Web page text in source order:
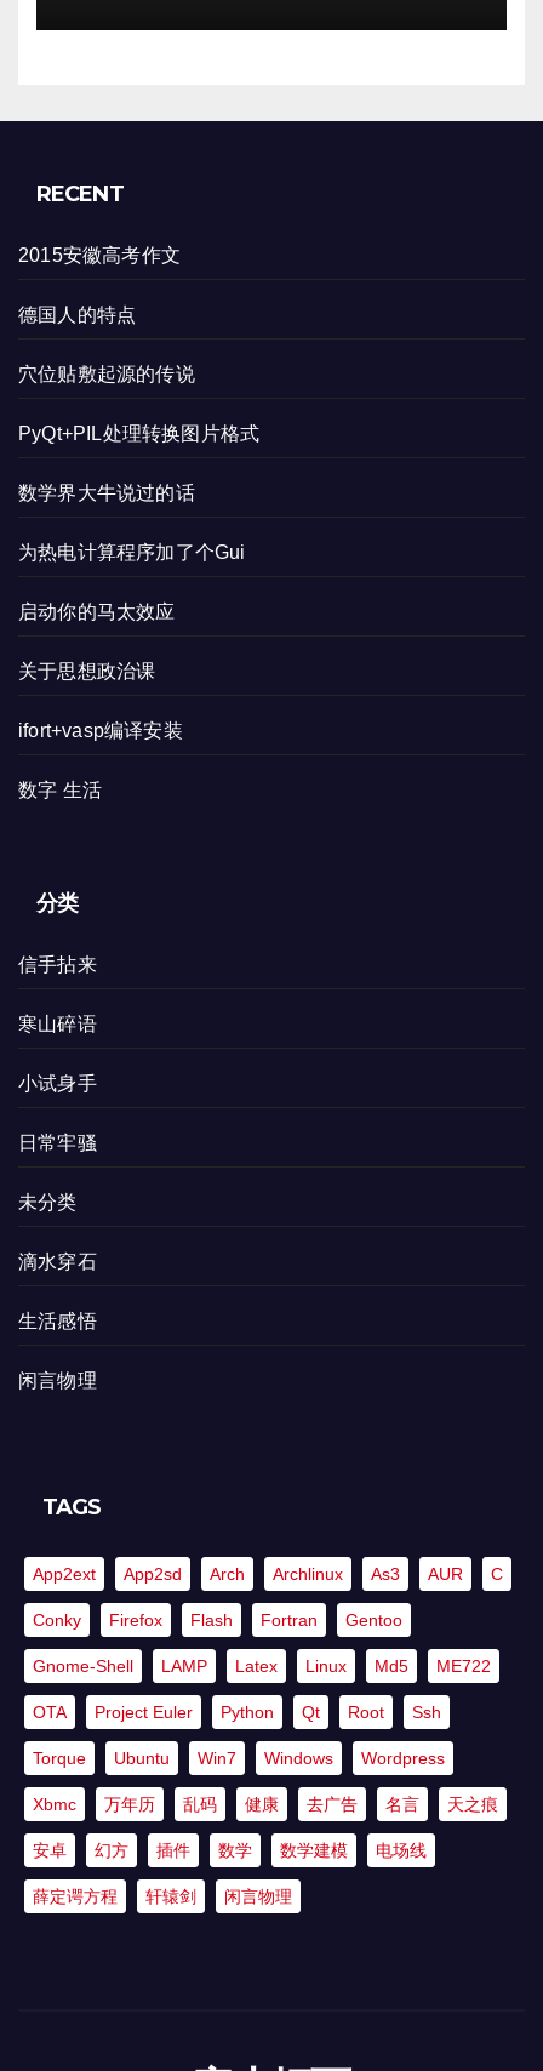
RECENT
2015安徽高考作文
德国人的特点
穴位贴敷起源的传说
PyQt+PIL处理转换图片格式
数学界大牛说过的话
为热电计算程序加了个Gui
启动你的马太效应
关于思想政治课
ifort+vasp编译安装
数字 生活
分类
信手拈来
寒山碎语
小试身手
日常牢骚
未分类
滴水穿石
生活感悟
闲言物理
TAGS
App2ext App2sd Arch Archlinux As3 AUR C
Conky Firefox Flash Fortran Gentoo
Gnome-Shell LAMP Latex Linux Md5 ME722
OTA Project Euler Python Qt Root Ssh
Torque Ubuntu Win7 Windows Wordpress
Xbmc 万年历 乱码 健康 去广告 名言 天之痕
安卓 幻方 插件 数学 数学建模 电场线
薛定谔方程 轩辕剑 闲言物理